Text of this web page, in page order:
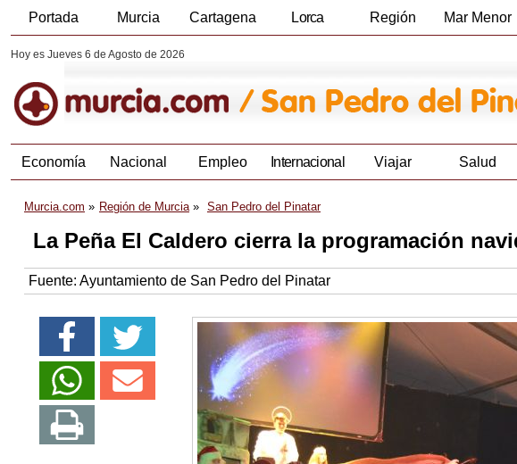
Portada Murcia Cartagena Lorca Región Mar Menor
Hoy es Jueves 6 de Agosto de 2026
Economía Nacional Empleo Internacional Viajar Salud
Murcia.com Región de Murcia San Pedro del Pinatar
La Peña El Caldero cierra la programación
Fuente: Ayuntamiento de San Pedro del Pinatar